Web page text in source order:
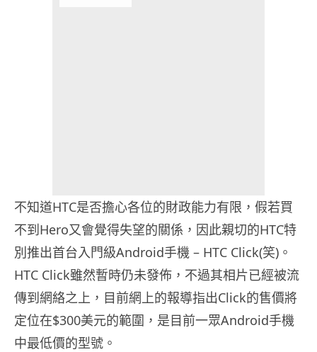
不知道HTC是否擔心各位的財政能力有限，假若買
不到Hero又會覺得失望的關係，因此親切的HTC特
別推出首台入門級Android手機 – HTC Click(笑)。
HTC Click雖然暫時仍未發佈，不過其相片已經被流
傳到網絡之上，目前網上的報導指出Click的售價將
定位在$300美元的範圍，是目前一眾Android手機
中最低價的型號。